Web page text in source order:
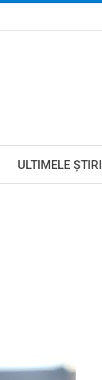
ULTIMELE ŞTIRI